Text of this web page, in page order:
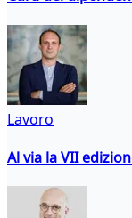
Lavoro
Al via la VII